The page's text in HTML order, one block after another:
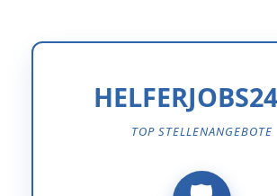
HELFERJOBS24
TOP STELLENANGEBOTE